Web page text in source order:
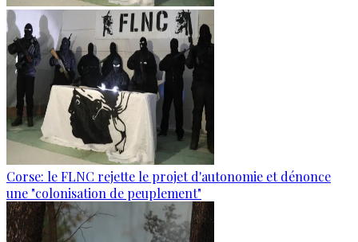
Corse: le FLNC rejette le projet d'autonomie et dénonce
une "colonisation de peuplement"